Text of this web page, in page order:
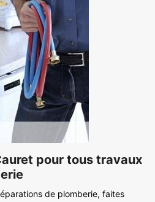
pour tous travaux
de plomberie, faites